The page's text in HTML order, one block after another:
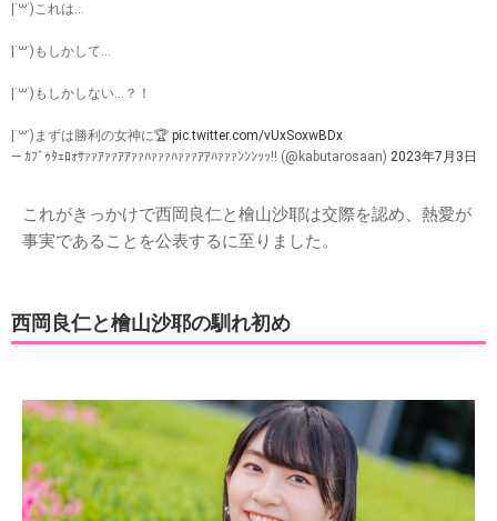
|˙꒳​˙)これは…
|˙꒳​˙)もしかして…
|˙꒳​˙)もしかしない…？！
|˙꒳​˙)まずは勝利の女神に🏆 pic.twitter.com/vUxSoxwBDx
— ｶﾌﾞｩﾀｪﾛｫｻｧｧｱｧｧｱｱｧｧﾊｧｧｧﾊｧｧｧｱｱﾊｧｧｧﾝﾝﾝｯｯ‼︎ (@kabutarosaan) 2023年7月3日
これがきっかけで西岡良仁と檜山沙耶は交際を認め、熱愛が
事実であることを公表するに至りました。
西岡良仁と檜山沙耶の馴れ初め